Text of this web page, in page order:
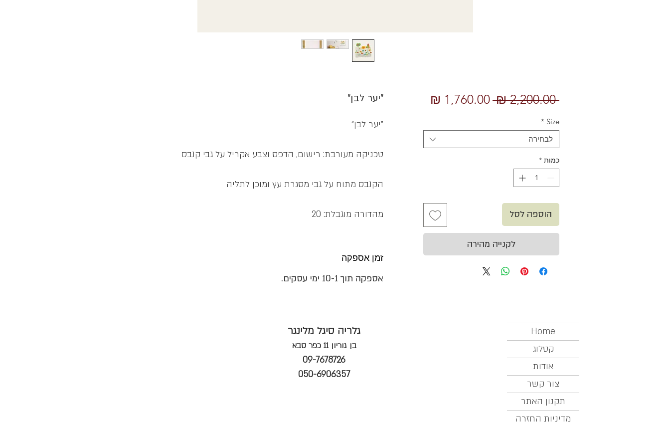
״יער לבן״
״יער לבן״
טכניקה מעורבת: רישום, הדפס וצבע אקריל על גבי קנבס
הקנבס מתוח על גבי מסגרת עץ ומוכן לתליה
מהדורה מוגבלת: 20
זמן אספקה
אספקה תוך 10-1 ימי עסקים.
‏2,200.00 ‏₪
מחיר
Size
*
לבחירה
כמות *
הוספה לסל
לקנייה מהירה
גלריה סיגל מלינגר
בן גוריון 11 כפר סבא
09-7678726
050-6906357
Home
קטלוג
אודות
צור קשר
תקנון האתר
מדיניות החזרה